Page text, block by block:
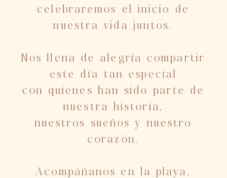
celebraremos el inicio de
nuestra vida juntos.
Nos llena de alegría compartir
este día tan especial
con quienes han sido parte de
nuestra historia,
nuestros sueños y nuestro
corazón.
Acompáñanos en la playa,